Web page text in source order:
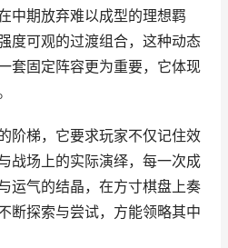
中期放弃难以成型的理想羁
度可观的过渡组合，这种动态
套固定阵容更为重要，它体现
阶梯，它要求玩家不仅记住效
战场上的实际演绎，每一次成
运气的结晶，在方寸棋盘上奏
断探索与尝试，方能领略其中